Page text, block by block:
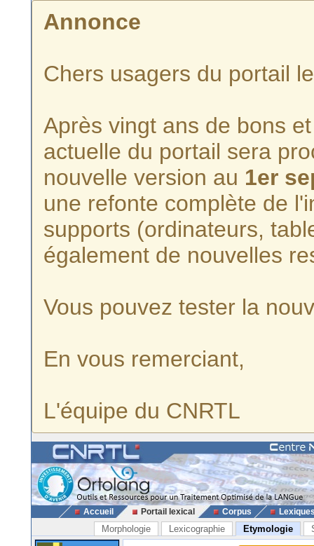
Annonce
Chers usagers du portail
Après vingt ans de bons
actuelle du portail sera
nouvelle version au 1er
une refonte complète de
supports (ordinateurs,
également de nouvelles
Vous pouvez tester la
En vous remerciant,
L'équipe du CNRTL
Accueil Portail lexical Corpus
Morphologie Lexicographie Etymologie